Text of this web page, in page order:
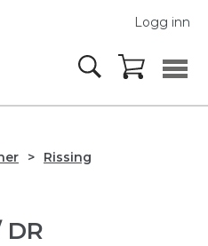
Logg inn
Rissing
DR